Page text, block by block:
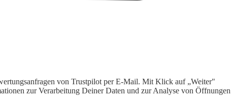
von Trustpilot per E-Mail. Mit Klick auf „Weiter"
zur Verarbeitung Deiner Daten und zur Analyse von Öffnungen